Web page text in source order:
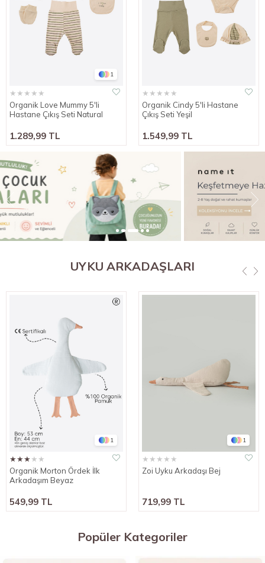
1
★★★★★
Organik Love Mummy 5'li
Hastane Çıkış Seti Natural
1.289,99 TL
★★★★★
Organik Cindy 5'li Hastane
Çıkış Seti Yeşil
1.549,99 TL
UYKU ARKADAŞLARI
1
★★★★★
Organik Morton Ördek İlk
Arkadaşım Beyaz
549,99 TL
1
★★★★★
Zoi Uyku Arkadaşı Bej
719,99 TL
Popüler Kategoriler